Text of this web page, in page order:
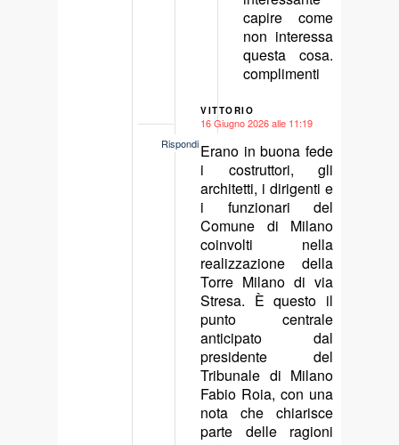
capire come
non interessa
questa cosa.
complimenti
VITTORIO
16 Giugno 2026 alle 11:19
Erano in buona fede
i costruttori, gli
architetti, i dirigenti e
i funzionari del
Comune di Milano
coinvolti nella
realizzazione della
Torre Milano di via
Stresa. È questo il
punto centrale
anticipato dal
presidente del
Tribunale di Milano
Fabio Roia, con una
nota che chiarisce
parte delle ragioni
Rispondi